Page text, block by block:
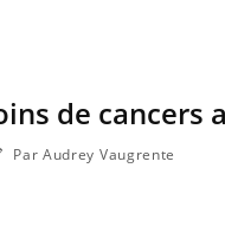
de
Par Audrey Vaugrente